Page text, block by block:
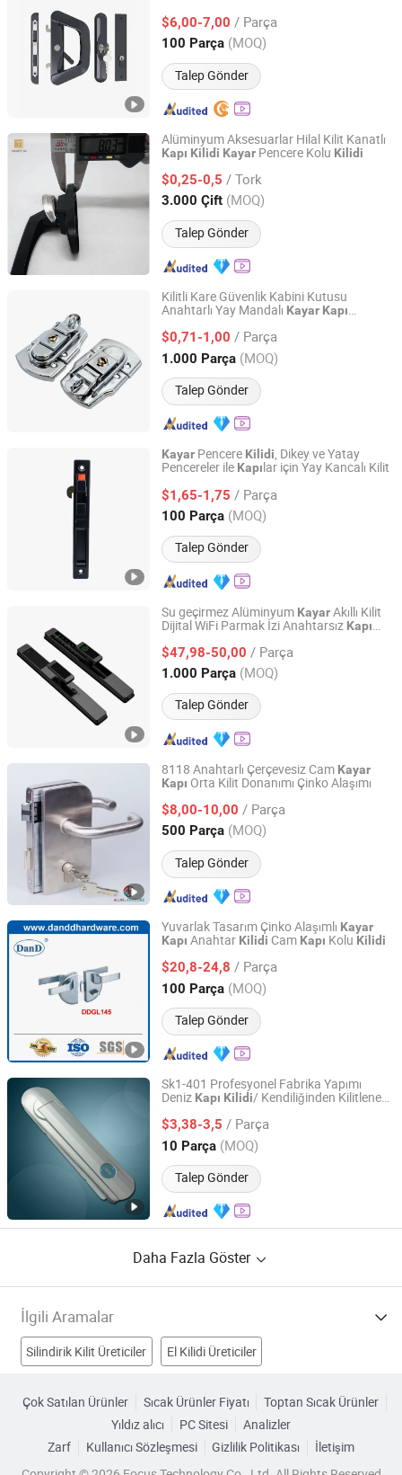
$6,00-7,00 / Parça
100 Parça (MOQ)
Talep Gönder
Guangdong, China Fiyat 2025
Alüminyum Aksesuarlar Hilal Kilit Kanatlı
Kapı Kilidi Kayar Pencere Kolu Kilidi
$0,25-0,5 / Tork
3.000 Çift (MOQ)
Talep Gönder
Foshan Hanzson Building Materials Co., Ltd.
Guangdong, China Fiyat 2026
Kilitli Kare Güvenlik Kabini Kutusu
Anahtarlı Yay Mandalı Kayar Kapı
$0,71-1,00 / Parça
1.000 Parça (MOQ)
Talep Gönder
Hangzhou Happyfull Import & Export Co., Ltd.
Zhejiang, China Fiyat 2018
Kayar Pencere Kilidi, Dikey ve Yatay
Pencereler ile Kapılar için Yay Kancalı Kilit
$1,65-1,75 / Parça
100 Parça (MOQ)
Talep Gönder
Ganzhou Jinliwang Technology Co., Ltd
Jiangxi, China Fiyat 2025
Su geçirmez Alüminyum KayarAkıllı Kilit
Dijital WiFi Parmak İzi Anahtarsız Kapı
Verisi
$47,98-50,00 / Parça
1.000 Parça (MOQ)
Talep Gönder
TOKING HOLDING GROUP LIMITED
Zhejiang, China Fiyat 2005
8118 Anahtarlı Çerçevesiz Cam Kayar
Kapı Orta Kilit Donanımı Çinko Alaşımı
$8,00-10,00 / Parça
500 Parça (MOQ)
Talep Gönder
XIEHE UNION HARDWARE CO., LTD.
Guangdong, China Fiyat 2020
Yuvarlak Tasarım Çinko Alaşımlı Kayar
Kapı Anahtar Kilidi Cam Kapı Kolu Kilidi
$20,8-24,8 / Parça
100 Parça (MOQ)
Talep Gönder
D&D HARDWARE INDUSTRIAL CO., LIMITED
Guangdong, China Fiyat 2020
Sk1-401 Profesyonel Fabrika Yapımı
Deniz Kapı Kilidi/ Kendiliğinden Kilitlenen
$3,38-3,5 / Parça
10 Parça (MOQ)
Talep Gönder
Shangkun Industrial Technology Co., Ltd.
Guangdong, China Fiyat 2020
Daha Fazla Göster
İlgili Aramalar
Silindirik Kilit Üreticiler El Kilidi Üreticiler
Alüminyum Kayar Kapı Fabrikalar Kapıyı Kilitle Fabrikalar
Çok Satılan Ürünler Sıcak Ürünler Fiyatı
Toptan Sıcak Ürünler
Yıldız alıcı
PC Sitesi
Analizler
Zarf
Kullanıcı Sözleşmesi Gizlilik Politikası
İletişim